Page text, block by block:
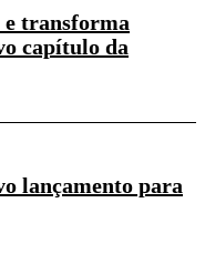
e transforma
capítulo da
lançamento para